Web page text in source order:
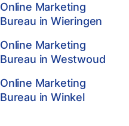
Online Marketing
Bureau in Wieringen
Online Marketing
Bureau in Westwoud
Online Marketing
Bureau in Winkel